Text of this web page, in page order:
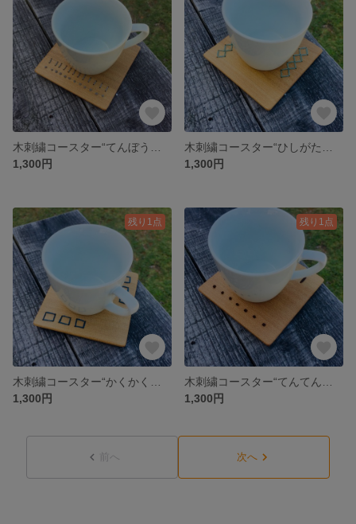
1,300円
1,300円
残り1点
1,300円
残り1点
1,300円
前へ 次へ